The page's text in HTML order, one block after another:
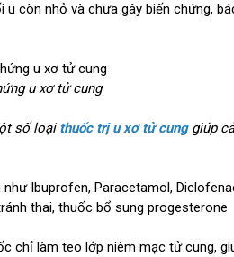
u còn nhỏ và chưa gây biến chứng,
u xơ tử cung
số loại thuốc trị u xơ tử cunggiúp
Ibuprofen, Paracetamol,
thai, thuốc bổ sung progesterone
chỉ làm teo lớp niêm mạc tử cung,